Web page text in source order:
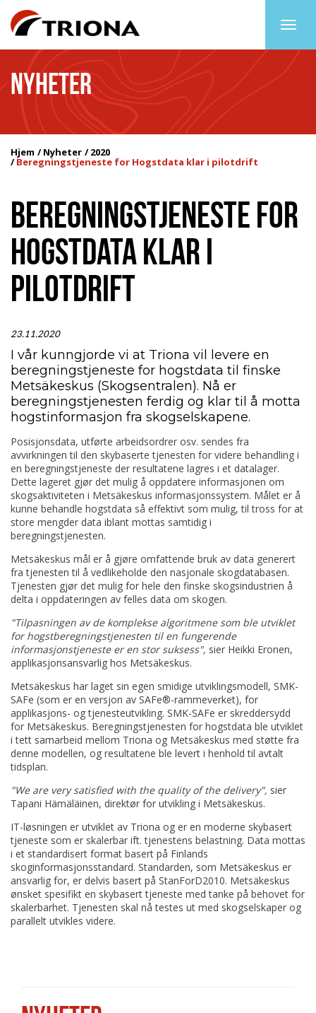
NYHETER
Hjem Nyheter 2020
Beregningstjeneste for Hogstdata klar i pilotdrift
BEREGNINGSTJENESTE FOR
HOGSTDATA KLAR I
PILOTDRIFT
23.11.2020
I vår kunngjorde vi at Triona vil levere en
beregningstjeneste for hogstdata til finske
Metsäkeskus (Skogsentralen). Nå er
beregningstjenesten ferdig og klar til å motta
hogstinformasjon fra skogselskapene.
Posisjonsdata, utførte arbeidsordrer osv. sendes fra
avvirkningen til den skybaserte tjenesten for videre behandling i
en beregningstjeneste der resultatene lagres i et datalager.
Dette lageret gjør det mulig å oppdatere informasjonen om
skogsaktiviteten i Metsäkeskus informasjonssystem. Målet er å
kunne behandle hogstdata så effektivt som mulig, til tross for at
store mengder data iblant mottas samtidig i
beregningstjenesten.
Metsäkeskus mål er å gjøre omfattende bruk av data generert
fra tjenesten til å vedlikeholde den nasjonale skogdatabasen.
Tjenesten gjør det mulig for hele den finske skogsindustrien å
delta i oppdateringen av felles data om skogen.
"Tilpasningen av de komplekse algoritmene som ble utviklet
for hogstberegningstjenesten til en fungerende
informasjonstjeneste er en stor suksess", sier Heikki Eronen,
applikasjonsansvarlig hos Metsäkeskus.
Metsäkeskus har laget sin egen smidige utviklingsmodell, SMK-
SAFe (som er en versjon av SAFe®-rammeverket), for
applikasjons- og tjenesteutvikling. SMK-SAFe er skreddersydd
for Metsäkeskus. Beregningstjenesten for hogstdata ble utviklet
i tett samarbeid mellom Triona og Metsäkeskus med støtte fra
denne modellen, og resultatene ble levert i henhold til avtalt
tidsplan.
"We are very satisfied with the quality of the delivery", sier
Tapani Hämäläinen, direktør for utvikling i Metsäkeskus.
IT-løsningen er utviklet av Triona og er en moderne skybasert
tjeneste som er skalerbar ift. tjenestens belastning. Data mottas
i et standardisert format basert på Finlands
skoginformasjonsstandard. Standarden, som Metsäkeskus er
ansvarlig for, er delvis basert på StanForD2010. Metsäkeskus
ønsket spesifikt en skybasert tjeneste med tanke på behovet for
skalerbarhet. Tjenesten skal nå testes ut med skogselskaper og
parallelt utvikles videre.